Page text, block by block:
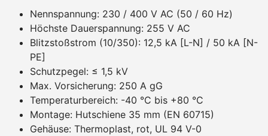
Nennspannung: 230 / 400 V AC (50 / 60 Hz)
Höchste Dauerspannung: 255 V AC
Blitzstoßstrom (10/350): 12,5 kA [L-N] / 50 kA [N-
PE]
Schutzpegel: ≤ 1,5 kV
Max. Vorsicherung: 250 A gG
Temperaturbereich: -40 °C bis +80 °C
Montage: Hutschiene 35 mm (EN 60715)
Gehäuse: Thermoplast, rot, UL 94 V-0